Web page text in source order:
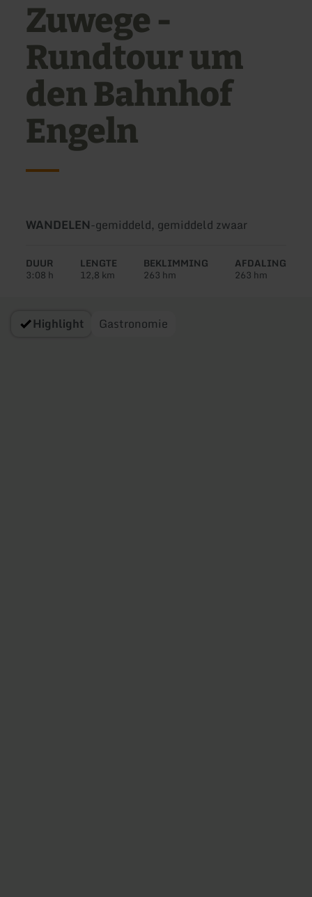
Zuwege -
Rundtour um
den Bahnhof
Engeln
Soort
WANDELEN-Moeilijkheidsgraad:
gemiddeld, gemiddeld zwaar
DUUR
3:08 h
LENGTE
12,8 km
BEKLIMMING
263 hm
AFDALING
263 hm
Highlight Gastronomie